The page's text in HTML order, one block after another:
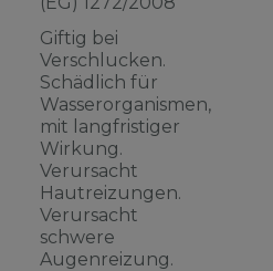
Giftig bei
Verschlucken.
Schädlich für
Wasserorganismen,
mit langfristiger
Wirkung.
Verursacht
Hautreizungen.
Verursacht
schwere
Augenreizung.